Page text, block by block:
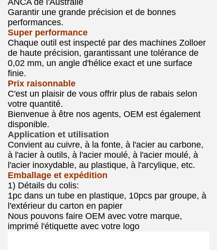
ANCA de l'Australie
Garantir une grande précision et de bonnes
performances.
Super performance
Chaque outil est inspecté par des machines Zolloer
de haute précision, garantissant une tolérance de
0,02 mm, un angle d'hélice exact et une surface
finie.
Prix raisonnable
C'est un plaisir de vous offrir plus de rabais selon
votre quantité.
Bienvenue à être nos agents, OEM est également
disponible.
Application et utilisation
Convient au cuivre, à la fonte, à l'acier au carbone,
à l'acier à outils, à l'acier moulé, à l'acier moulé, à
l'acier inoxydable, au plastique, à l'arcylique, etc.
Emballage et expédition
1) Détails du colis:
1pc dans un tube en plastique, 10pcs par groupe, à
l'extérieur du carton en papier
Nous pouvons faire OEM avec votre marque,
imprimé l'étiquette avec votre logo